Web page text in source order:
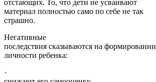
отстающих. То, что дети не усваивают
материал полностью само по себе не так
страшно.
Негативные
последствия сказываются на формировании
личности ребенка:
·